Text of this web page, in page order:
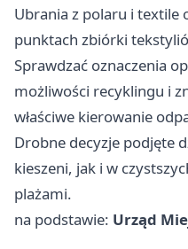
Ubrania z polaru i textile
punktach zbiórki
Sprawdzać oznaczenia
możliwości recyklingu i
właściwe kierowanie
Drobne decyzje podjęte
kieszeni, jak i w
plażami.
na podstawie: Urząd